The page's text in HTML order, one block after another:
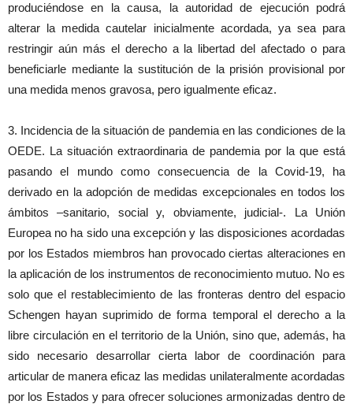
produciéndose en la causa, la autoridad de ejecución podrá
alterar la medida cautelar inicialmente acordada, ya sea para
restringir aún más el derecho a la libertad del afectado o para
beneficiarle mediante la sustitución de la prisión provisional por
una medida menos gravosa, pero igualmente eficaz.
3. Incidencia de la situación de pandemia en las condiciones de la
OEDE. La situación extraordinaria de pandemia por la que está
pasando el mundo como consecuencia de la Covid-19, ha
derivado en la adopción de medidas excepcionales en todos los
ámbitos –sanitario, social y, obviamente, judicial-. La Unión
Europea no ha sido una excepción y las disposiciones acordadas
por los Estados miembros han provocado ciertas alteraciones en
la aplicación de los instrumentos de reconocimiento mutuo. No es
solo que el restablecimiento de las fronteras dentro del espacio
Schengen hayan suprimido de forma temporal el derecho a la
libre circulación en el territorio de la Unión, sino que, además, ha
sido necesario desarrollar cierta labor de coordinación para
articular de manera eficaz las medidas unilateralmente acordadas
por los Estados y para ofrecer soluciones armonizadas dentro de